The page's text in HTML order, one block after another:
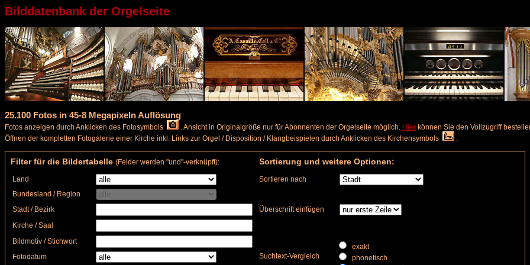
Bilddatenbank der Orgelseite
25.100 Fotos in 45-8 Megapixeln Auflösung
Fotos anzeigen durch Anklicken des Fotosymbols . Ansicht in Originalgröße nur für Abonnenten der Orgelseite möglich. Hier können Sie den Vollzugriff
Öffnen der kompletten Fotogalerie einer Kirche inkl. Links zur Orgel / Disposition / Klangbeispielen durch Anklicken des Kirchensymbols
.
Filter für die Bildertabelle (Felder werden "und"-verknüpft): Sortierung und weitere Optionen:
Land
Sortieren nach
Bundesland / Region
Stadt / Bezirk
Überschrift einfügen
Kirche / Saal
Bildmotiv / Stichwort
Suchtext-Vergleich
exakt
phonetisch
Fotodatum